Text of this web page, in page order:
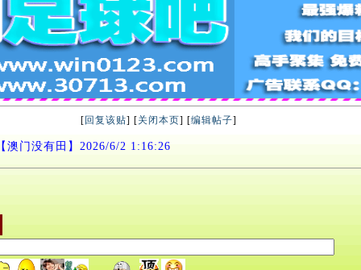
[ 回复该贴] [关闭本页] [编辑帖子]
【澳门没有田】2026/6/2 1:16:26